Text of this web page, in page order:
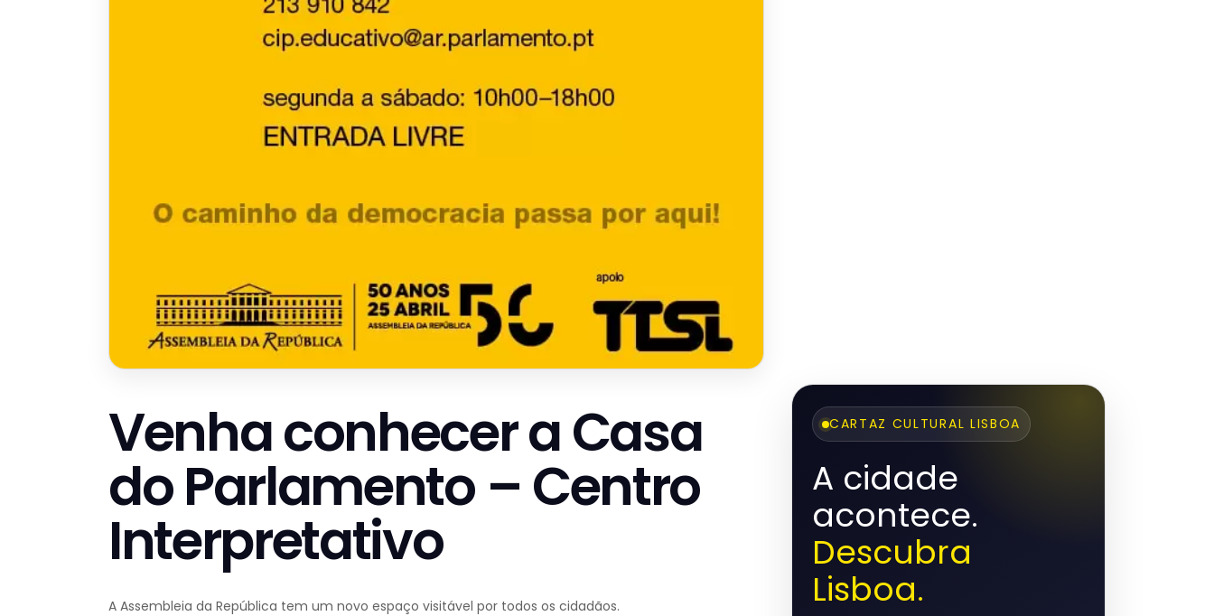
Venha conhecer a Casa
do Parlamento – Centro
Interpretativo
A Assembleia da República tem um novo espaço visitável por todos os cidadãos.
CARTAZ CULTURAL LISBOA
A cidade
acontece.
Descubra
Lisboa.